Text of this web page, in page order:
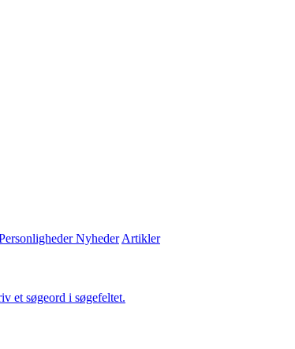
Nyheder Artikler
et søgeord i søgefeltet.